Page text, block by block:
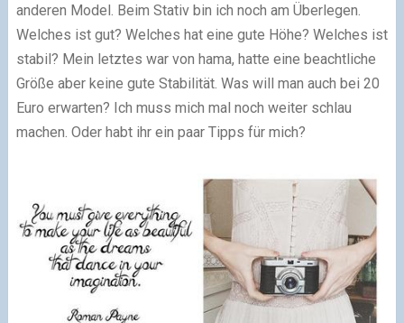
anderen Model. Beim Stativ bin ich noch am Überlegen.
Welches ist gut? Welches hat eine gute Höhe? Welches ist
stabil? Mein letztes war von hama, hatte eine beachtliche
Größe aber keine gute Stabilität. Was will man auch bei 20
Euro erwarten? Ich muss mich mal noch weiter schlau
machen. Oder habt ihr ein paar Tipps für mich?